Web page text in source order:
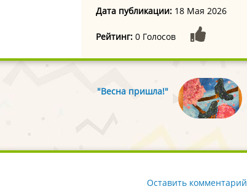
Дата публикации: 18 Мая 2026
Рейтинг: 0 Голосов
"Весна пришла!"
Оставить комментарий